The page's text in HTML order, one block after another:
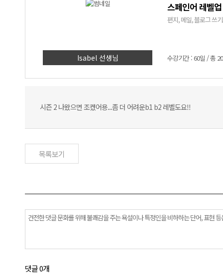
Isabel 선생님
스페인어 레벨
편지, 메일, 블로그 쓰
수강기간 : 60일 / 총
시즌 2 나왔으면 조켔어용...좀 더 어려운b1 b2 레벨도요!!
목록보기
댓글 0개